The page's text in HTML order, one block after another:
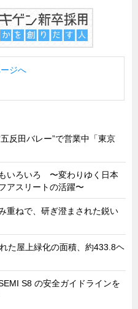
ジへ
反田バレー”で営業中「東京
いろいろ 〜変わりゆく日本
アスリートの活躍〜
重ねで、研ぎ澄まされた鋭い
た屋上緑化の面積、約433.8ヘ
S8 の安全ガイドラインを